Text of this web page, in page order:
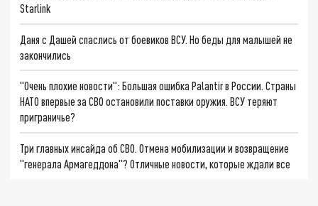
Starlink
Даня с Дашей спаслись от боевиков ВСУ. Но беды для малышей не
закончились
"Очень плохие новости": Большая ошибка Palantir в России. Страны
НАТО впервые за СВО остановили поставки оружия. ВСУ теряют
приграничье?
Три главных инсайда об СВО. Отмена мобилизации и возвращение
"генерала Армагеддона"? Отличные новости, которые ждали все